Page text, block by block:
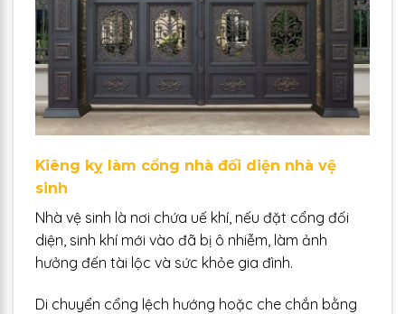
Kiêng kỵ làm cổng nhà đối diện nhà vệ
sinh
Nhà vệ sinh là nơi chứa uế khí, nếu đặt cổng đối
diện, sinh khí mới vào đã bị ô nhiễm, làm ảnh
hưởng đến tài lộc và sức khỏe gia đình.
Di chuyển cổng lệch hướng hoặc che chắn bằng